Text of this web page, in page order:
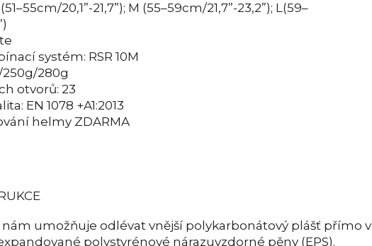
20,1”-21,7”); M (55–59cm/21,7”-23,2”); L(59–
systém: RSR 10M
280g
otvorů: 23
EN 1078 +A1:2013
helmy ZDARMA
umožňuje odlévat vnější polykarbonátový plášť přímo v
polystyrénové nárazuvzdorné pěny (EPS).